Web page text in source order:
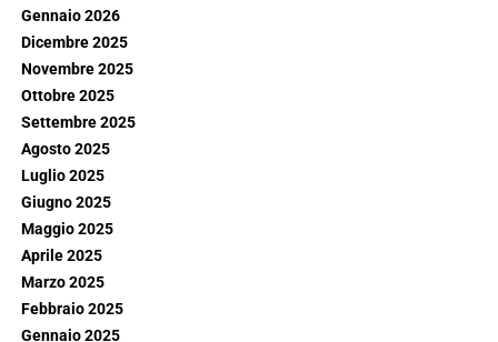
Gennaio 2026
Dicembre 2025
Novembre 2025
Ottobre 2025
Settembre 2025
Agosto 2025
Luglio 2025
Giugno 2025
Maggio 2025
Aprile 2025
Marzo 2025
Febbraio 2025
Gennaio 2025